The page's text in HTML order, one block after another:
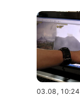
03.08, 10:24